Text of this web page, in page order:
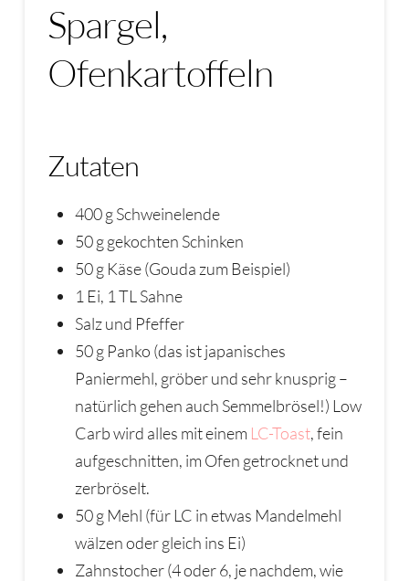
Spargel,
Ofenkartoffeln
Zutaten
400 g Schweinelende
50 g gekochten Schinken
50 g Käse (Gouda zum Beispiel)
1 Ei, 1 TL Sahne
Salz und Pfeffer
50 g Panko (das ist japanisches
Paniermehl, gröber und sehr knusprig –
natürlich gehen auch Semmelbrösel!) Low
Carb wird alles mit einem LC-Toast, fein
aufgeschnitten, im Ofen getrocknet und
zerbröselt.
50 g Mehl (für LC in etwas Mandelmehl
wälzen oder gleich ins Ei)
Zahnstocher (4 oder 6, je nachdem, wie